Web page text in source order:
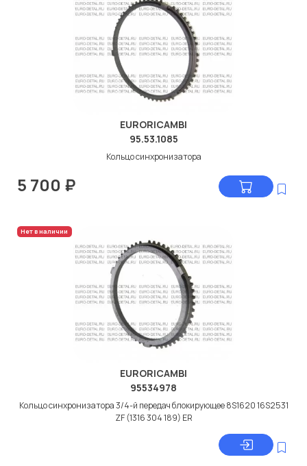
EURORICAMBI
95.53.1085
Кольцо синхронизатора
5 700 ₽
Нет в наличии
EURORICAMBI
95534978
Кольцо синхронизатора 3/4-й передач блокирующее 8S1620 16S2531
ZF (1316 304 189) ER